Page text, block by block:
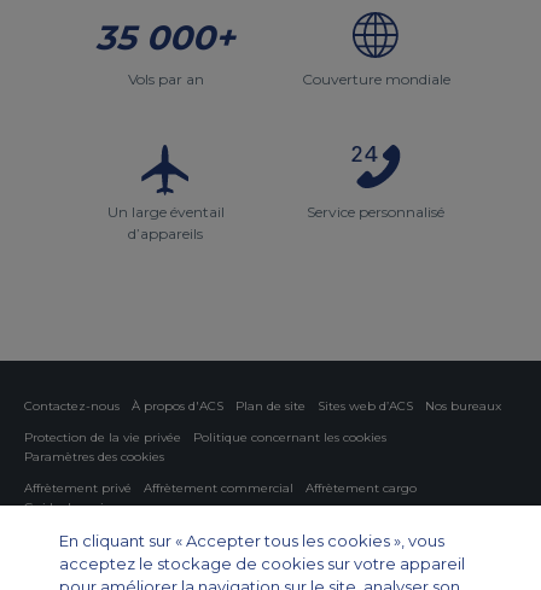
35 000+
Vols par an Couverture mondiale
Un large éventail
d’appareils
Service personnalisé
Contactez-nous À propos d'ACS Plan de site Sites web d’ACS
Nos bureaux
Protection de la vie privée
Politique concernant les cookies
Paramètres des cookies
Affrètement privé
Affrètement commercial
Affrètement cargo
Guide des avions
Private Charter App
En cliquant sur « Accepter tous les cookies », vous
acceptez le stockage de cookies sur votre appareil